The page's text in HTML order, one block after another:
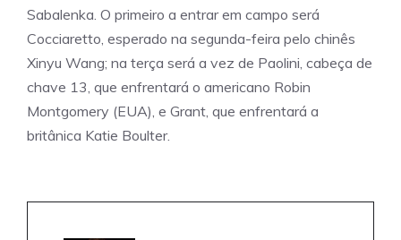
Sabalenka. O primeiro a entrar em campo será
Cocciaretto, esperado na segunda-feira pelo chinês
Xinyu Wang; na terça será a vez de Paolini, cabeça de
chave 13, que enfrentará o americano Robin
Montgomery (EUA), e Grant, que enfrentará a
britânica Katie Boulter.